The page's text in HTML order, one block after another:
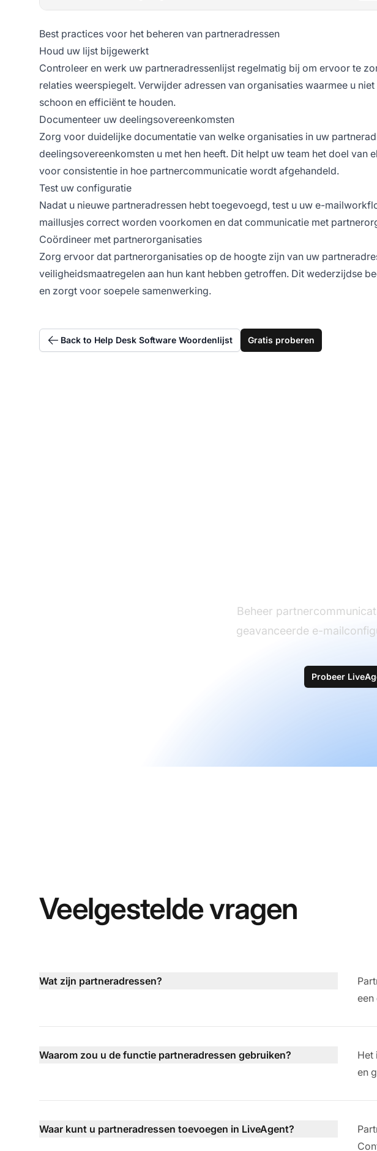
Best practices voor het beheren van partneradressen
Houd uw lijst bijgewerkt
Controleer en werk uw partneradressenlijst regelmatig bij om ervoor te
relaties weerspiegelt. Verwijder adressen van organisaties waarmee u
schoon en efficiënt te houden.
Documenteer uw deelingsovereenkomsten
Zorg voor duidelijke documentatie van welke organisaties in uw
deelingsovereenkomsten u met hen heeft. Dit helpt uw team het doel van
voor consistentie in hoe partnercommunicatie wordt afgehandeld.
Test uw configuratie
Nadat u nieuwe partneradressen hebt toegevoegd, test u uw e-
maillusjes correct worden voorkomen en dat communicatie met
Coördineer met partnerorganisaties
Zorg ervoor dat partnerorganisaties op de hoogte zijn van uw
veiligheidsmaatregelen aan hun kant hebben getroffen. Dit wederzijdse
en zorgt voor soepele samenwerking.
Back to Help Desk Software Woordenlijst Gratis proberen
Beheer
geavanceerde e-
Probeer
Veelgestelde vragen
Wat zijn partneradressen?
een
Waarom zou u de functie partneradressen gebruiken?
Het
en
Waar kunt u partneradressen toevoegen in LiveAgent?